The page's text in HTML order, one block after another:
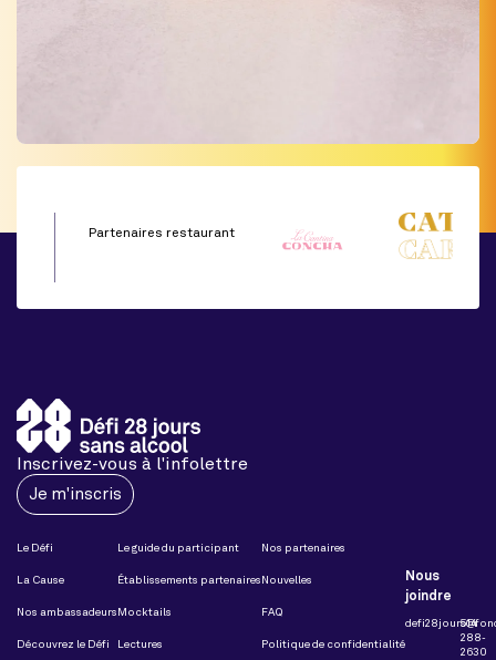
Partenaires restaurant
Inscrivez-vous à l'infolettre
Je m'inscris
Le Défi
La Cause
Nos ambassadeurs
Découvrez le Défi
Le guide du participant
Établissements partenaires
Mocktails
Lectures
Nos partenaires
Nouvelles
FAQ
Politique de confidentialité
Nous
joindre
514
288-
2630